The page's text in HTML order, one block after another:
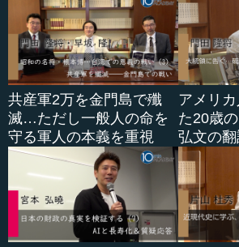
共産軍2万を金門島で殲
滅…ただし一般人の命を
守る軍人の本義を重視
アメリ
た20歳
弘文の翻